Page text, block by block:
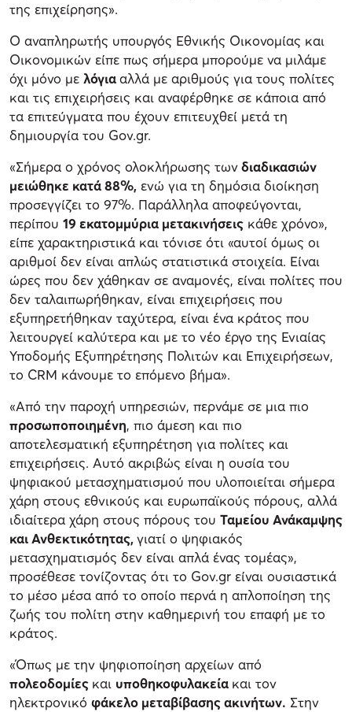
της επιχείρησης».
Ο αναπληρωτής υπουργός Εθνικής Οικονομίας και
Οικονομικών είπε πως σήμερα μπορούμε να μιλάμε
όχι μόνο με λόγιααλλά με αριθμούς για τους πολίτες
και τις επιχειρήσεις και αναφέρθηκε σε κάποια από
τα επιτεύγματα που έχουν επιτευχθεί μετά τη
δημιουργία του Gov.gr.
«Σήμερα ο χρόνος ολοκλήρωσης τωνδιαδικασιών
μειώθηκε κατά 88%, ενώ για τη δημόσια διοίκηση
προσεγγίζει το 97%. Παράλληλα αποφεύγονται,
περίπου 19 εκατομμύρια μετακινήσεις κάθε χρόνο»,
είπε χαρακτηριστικά και τόνισε ότι «αυτοί όμως οι
αριθμοί δεν είναι απλώς στατιστικά στοιχεία. Είναι
ώρες που δεν χάθηκαν σε αναμονές, είναι πολίτες που
δεν ταλαιπωρήθηκαν, είναι επιχειρήσεις που
εξυπηρετήθηκαν ταχύτερα, είναι ένα κράτος που
λειτουργεί καλύτερα και με το νέο έργο της Ενιαίας
Υποδομής Εξυπηρέτησης Πολιτών και Επιχειρήσεων,
το CRM κάνουμε το επόμενο βήμα».
«Από την παροχή υπηρεσιών, περνάμε σε μια πιο
προσωποποιημένη, πιο άμεση και πιο
αποτελεσματική εξυπηρέτηση για πολίτες και
επιχειρήσεις. Αυτό ακριβώς είναι η ουσία του
ψηφιακού μετασχηματισμού που υλοποιείται σήμερα
χάρη στους εθνικούς και ευρωπαϊκούς πόρους, αλλά
ιδιαίτερα χάρη στους πόρους του Ταμείου Ανάκαμψης
και Ανθεκτικότητας, γιατί ο ψηφιακός
μετασχηματισμός δεν είναι απλά ένας τομέας»,
προσέθεσε τονίζοντας ότι το Gov.gr είναι ουσιαστικά
το μέσο μέσα από το οποίο περνά η απλοποίηση της
ζωής του πολίτη στην καθημερινή του επαφή με το
κράτος.
«Όπως με την ψηφιοποίηση αρχείων από
πολεοδομίες και υποθηκοφυλακεία και τον
ηλεκτρονικό φάκελο μεταβίβασης ακινήτων. Στην